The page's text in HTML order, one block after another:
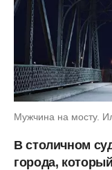
Мужчина на мосту.
В столичном
города,